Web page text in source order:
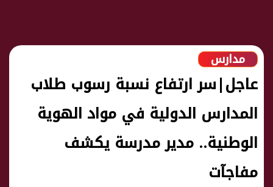
مدارس
عاجل|سر ارتفاع نسبة رسوب طلاب
المدارس الدولية في مواد الهوية
الوطنية.. مدير مدرسة يكشف
مفاجآت